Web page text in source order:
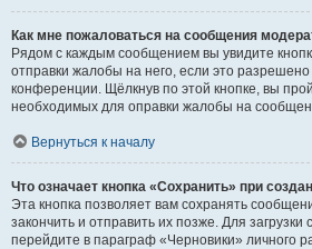
Как мне пожаловаться на сообщения
Рядом с каждым сообщением вы увидите
отправки жалобы на него, если это
конференции. Щёлкнув по этой кнопке, вы
необходимых для оправки жалобы на
Вернуться к началу
Что означает кнопка «Сохранить» при
Эта кнопка позволяет вам сохранять
закончить и отправить их позже. Для
перейдите в параграф «Черновики» личного